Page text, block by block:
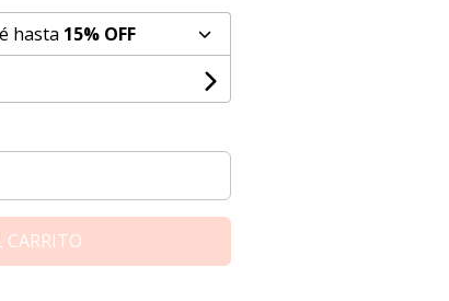
hasta 15% OFF
CARRITO